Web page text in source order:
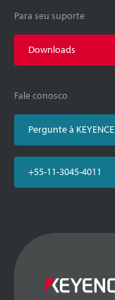
Para seu suporte
Downloads
Fale conosco
Pergunte à KEYENCE
+55-11-3045-4011